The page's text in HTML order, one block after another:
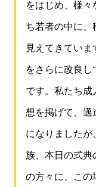
をはじめ、様々
ち若者の中に、
見えてきてい
をさらに改良し
です。私たち成
想を掲げて、邁
になりましたが
族、本日の式典
の方々に、この